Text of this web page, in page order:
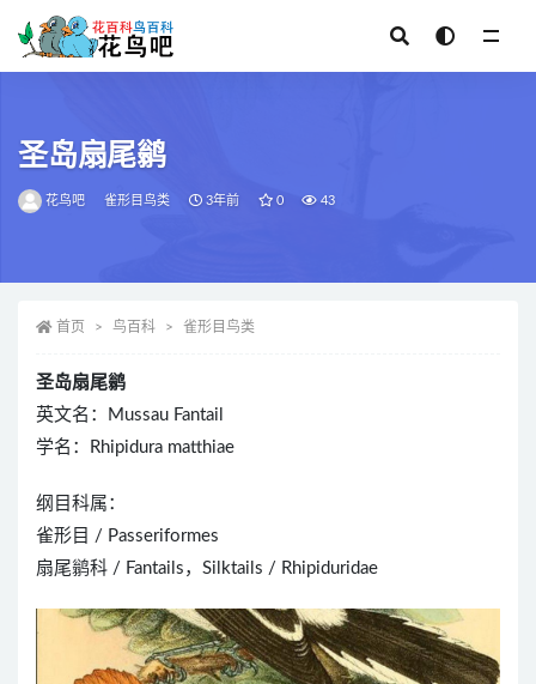
圣岛扇尾鹟
花鸟吧 雀形目鸟类 3年前 0 43
首页 鸟百科 雀形目鸟类
圣岛扇尾鹟
英文名：Mussau Fantail
学名：Rhipidura matthiae
纲目科属：
雀形目 / Passeriformes
扇尾鹟科 / Fantails，Silktails / Rhipiduridae